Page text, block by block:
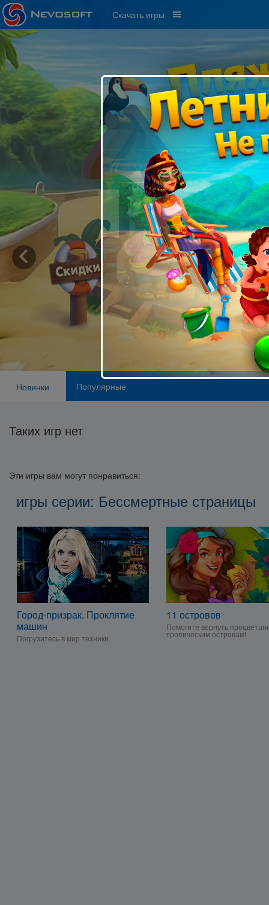
Скачать игры
Новинки Популярные
Таких игр нет
Эти игры вам могут понравиться:
игры серии: Бессмертные страницы
Город-призрак. Проклятие
машин
Погрузитесь в мир техники
11 островов
Помогите вернуть
тропическим островам!